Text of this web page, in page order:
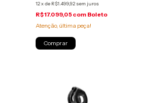
12x de R$1.499,92 sem juros
R$17.099,05 com Boleto
Atenção, última peça!